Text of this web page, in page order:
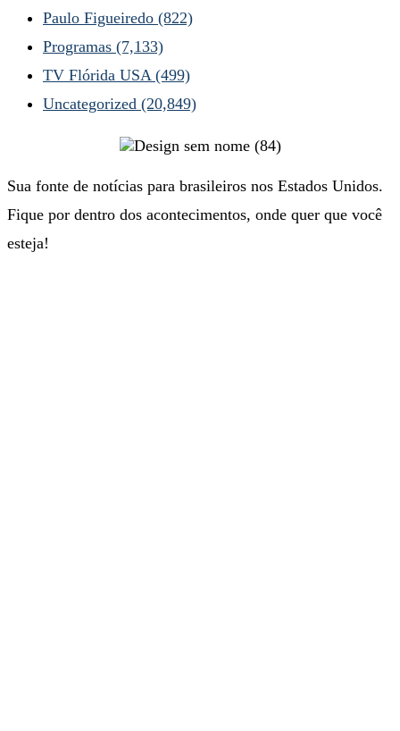
Paulo Figueiredo (822)
Programas (7,133)
TV Flórida USA (499)
Uncategorized (20,849)
Sua fonte de notícias para brasileiros nos Estados Unidos.
Fique por dentro dos acontecimentos, onde quer que você
esteja!